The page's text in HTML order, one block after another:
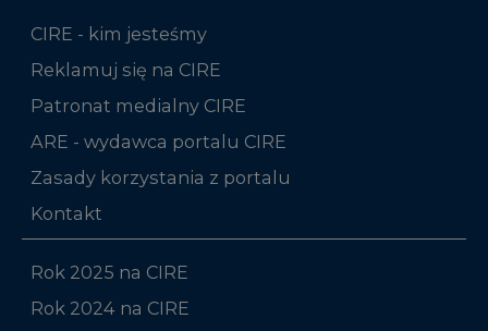
CIRE - kim jesteśmy
Reklamuj się na CIRE
Patronat medialny CIRE
ARE - wydawca portalu CIRE
Zasady korzystania z portalu
Kontakt
Rok 2025 na CIRE
Rok 2024 na CIRE